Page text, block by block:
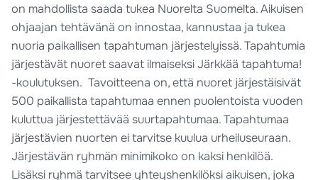
on mahdollista saada tukea Nuorelta Suomelta. Aikuisen
ohjaajan tehtävänä on innostaa, kannustaa ja tukea
nuoria paikallisen tapahtuman järjestelyissä. Tapahtumia
järjestävät nuoret saavat ilmaiseksi Järkkää tapahtuma!
-koulutuksen. Tavoitteena on, että nuoret järjestäisivät
500 paikallista tapahtumaa ennen puolentoista vuoden
kuluttua järjestettävää suurtapahtumaa. Tapahtumaa
järjestävien nuorten ei tarvitse kuulua urheiluseuraan.
Järjestävän ryhmän minimikoko on kaksi henkilöä.
Lisäksi ryhmä tarvitsee yhteyshenkilöksi aikuisen, joka